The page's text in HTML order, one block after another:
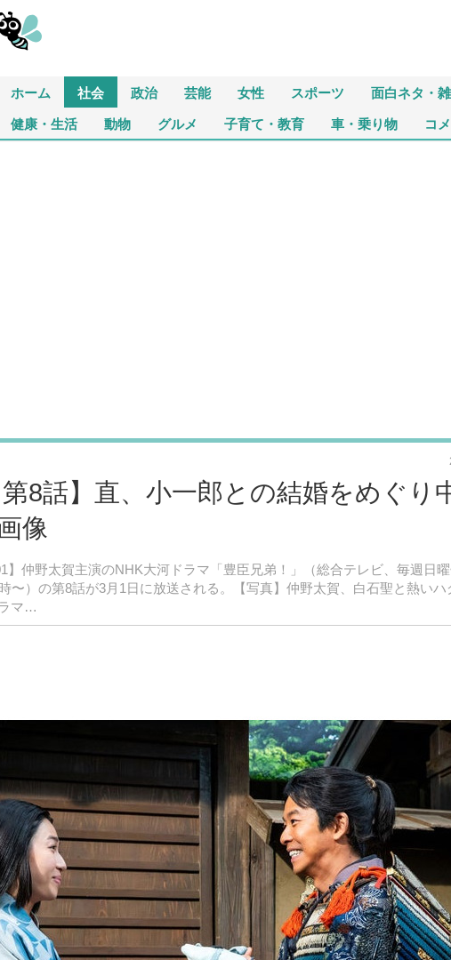
ホーム 社会 政治 芸能 女性 スポーツ 面白ネタ・
健康・生活 動物 グルメ 子育て・教育 車・乗り物 コ
第8話】直、小一郎との結婚をめぐり
像
】仲野太賀主演のNHK大河ドラマ「豊臣兄弟！」（総合テレビ、毎週日
〜）の第8話が3月1日に放送される。【写真】仲野太賀、白石聖と熱い
マ…